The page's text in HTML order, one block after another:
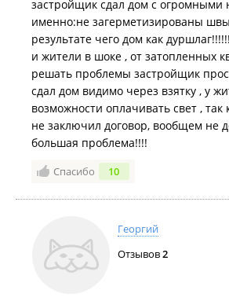
Март 2022
Февраль 2022
Внутренняя отделка:
Полы: места общего
керамический гранит, квартиры –
линолеум, технические
бетонные;
Оконные блоки – из ПВХ
заполнением двухкамерным
Остекление балконов –
водоэмульсионными красителями;
Подвесной потолок (объекты
назначения) – типа "Армстронг";
застройщик сдал дом с огромными
именно:не загерметизированы
результате чего дом как
и жители в шоке , от затопленных
решать проблемы застройщик
сдал дом видимо через взятку , у
возможности оплачивать свет , так
не заключил договор, вообщем не
большая проблема!!!!
Спасибо 10
Георгий
Отзывов2